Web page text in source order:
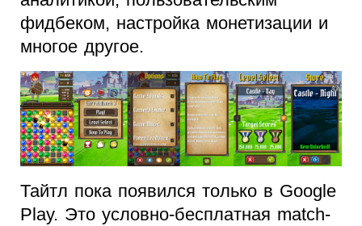
фидбеком, настройка монетизации и
многое другое.
Тайтл пока появился только в Google
Play. Это условно-бесплатная match-